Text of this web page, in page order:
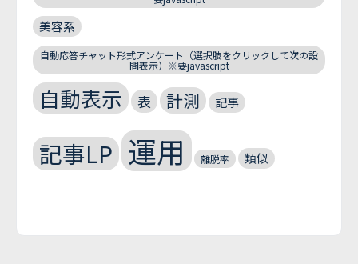
美容系
自動応答チャット形式アンケート（選択肢をクリックして次の設
問表示）※要javascript
自動表示 表 計測 記事
記事LP 運用 離脱率 類似